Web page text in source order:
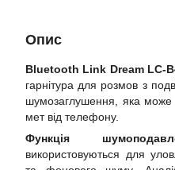
Опис
Bluetooth Link Dream LC-
гарнітура для розмов з
шумозаглушення, яка може
мет від телефону.
Функція
використовуються для